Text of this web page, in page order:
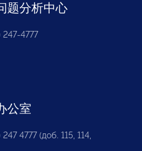
题分析中心
247-4777
公室
247 4777 (доб. 115, 114,